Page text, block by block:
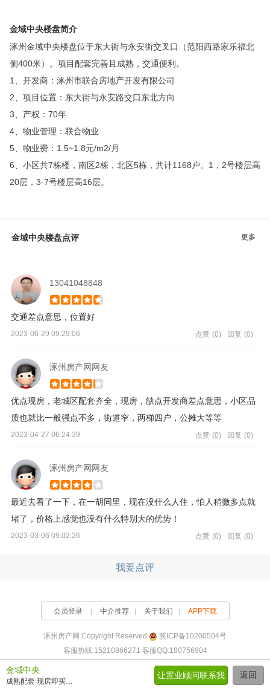
金域中央楼盘简介
涿州金域中央楼盘位于东大街与永安街交叉口（范阳西路家乐福北
侧400米）。项目配套完善且成熟，交通便利。
1、开发商：涿州市联合房地产开发有限公司
2、项目位置：东大街与永安路交口东北方向
3、产权：70年
4、物业管理：联合物业
5、物业费：1.5~1.8元/m2/月
6、小区共7栋楼，南区2栋，北区5栋，共计1168户。1，2号楼层高
20层，3-7号楼层高16层。
金域中央楼盘点评 更多
13041048848
交通差点意思，位置好
2023-06-29 09:29:06 回复 (0)
点赞 (0)
涿州房产网网友
优点现房，老城区配套齐全，现房，缺点开发商差点意思，小区品
质也就比一般强点不多，街道窄，两梯四户，公摊大等等
2023-04-27 06:24:39 回复 (0)
点赞 (0)
涿州房产网网友
最近去看了一下，在一胡同里，现在没什么人住，怕人稍微多点就
堵了，价格上感觉也没有什么特别大的优势！
2023-03-06 09:02:26 回复 (0)
点赞 (0)
我要点评
会员登录 中介推荐 关于我们 APP下载
涿州房产网 Copyright Reserved
冀ICP备10200504号
客服热线:15210866271 客服QQ:180756904
金域中央
成熟配套 现房即买即住
返回
让置业顾问联系我